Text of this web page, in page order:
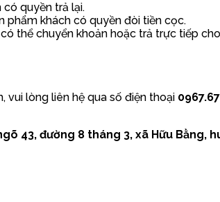
có quyền trả lại.
phẩm khách có quyền đòi tiền cọc.
thể chuyển khoản hoặc trả trực tiếp
lòng liên hệ qua số điện thoại
43, đường 8 tháng 3, xã Hữu Bằng,